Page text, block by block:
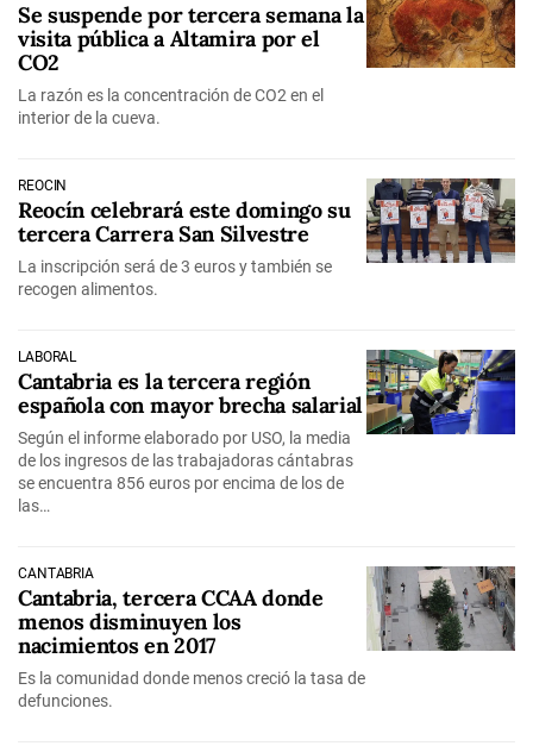
Se suspende por tercera semana la
visita pública a Altamira por el
CO2
La razón es la concentración de CO2 en el
interior de la cueva.
REOCÍN
Reocín celebrará este domingo su
tercera Carrera San Silvestre
La inscripción será de 3 euros y también se
recogen alimentos.
LABORAL
Cantabria es la tercera región
española con mayor brecha salarial
Según el informe elaborado por USO, la media
de los ingresos de las trabajadoras cántabras
se encuentra 856 euros por encima de los de
las…
CANTABRIA
Cantabria, tercera CCAA donde
menos disminuyen los
nacimientos en 2017
Es la comunidad donde menos creció la tasa de
defunciones.